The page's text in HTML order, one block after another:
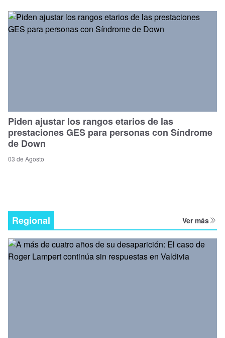
Piden ajustar los rangos etarios de las
prestaciones GES para personas con Síndrome
de Down
03 de Agosto
Regional Ver más